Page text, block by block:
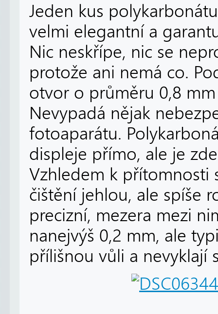
Jeden kus
velmi elegantní a
Nic neskřípe, nic se
protože ani nemá co.
otvor o průměru 0,8
Nevypadá nějak
fotoaparátu.
displeje přímo, ale je
Vzhledem k přítomnosti
čištění jehlou, ale spíše
precizní, mezera mezi
nanejvýš 0,2 mm, ale
přílišnou vůli a nevyklají